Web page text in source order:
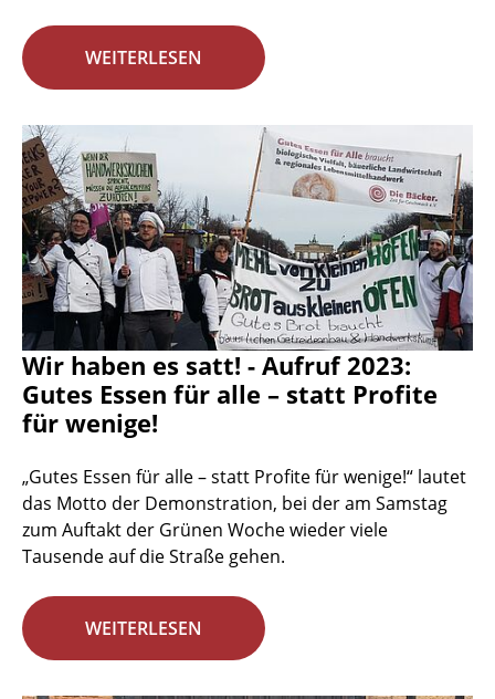
WEITERLESEN
Wir haben es satt! - Aufruf 2023:
Gutes Essen für alle – statt Profite
für wenige!
„Gutes Essen für alle – statt Profite für wenige!“ lautet
das Motto der Demonstration, bei der am Samstag
zum Auftakt der Grünen Woche wieder viele
Tausende auf die Straße gehen.
WEITERLESEN